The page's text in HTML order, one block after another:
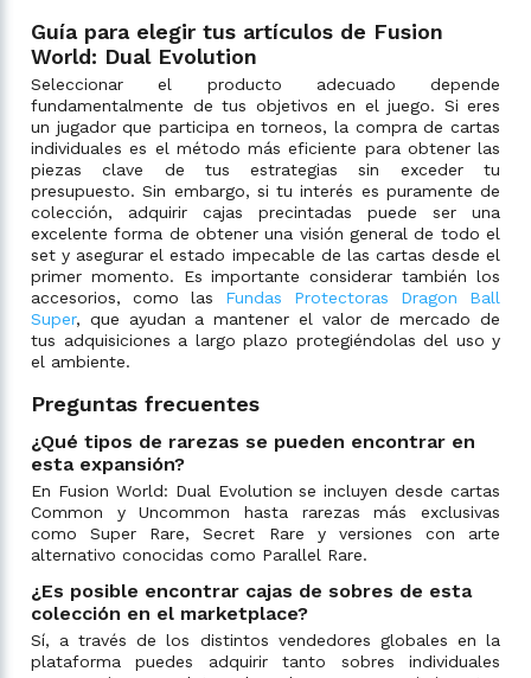
Guía para elegir tus artículos de Fusion
World: Dual Evolution
Seleccionar el producto adecuado depende
fundamentalmente de tus objetivos en el juego. Si eres
un jugador que participa en torneos, la compra de cartas
individuales es el método más eficiente para obtener las
piezas clave de tus estrategias sin exceder tu
presupuesto. Sin embargo, si tu interés es puramente de
colección, adquirir cajas precintadas puede ser una
excelente forma de obtener una visión general de todo el
set y asegurar el estado impecable de las cartas desde el
primer momento. Es importante considerar también los
accesorios, como las Fundas Protectoras Dragon Ball
Super, que ayudan a mantener el valor de mercado de
tus adquisiciones a largo plazo protegiéndolas del uso y
el ambiente.
Preguntas frecuentes
¿Qué tipos de rarezas se pueden encontrar en
esta expansión?
En Fusion World: Dual Evolution se incluyen desde cartas
Common y Uncommon hasta rarezas más exclusivas
como Super Rare, Secret Rare y versiones con arte
alternativo conocidas como Parallel Rare.
¿Es posible encontrar cajas de sobres de esta
colección en el marketplace?
Sí, a través de los distintos vendedores globales en la
plataforma puedes adquirir tanto sobres individuales